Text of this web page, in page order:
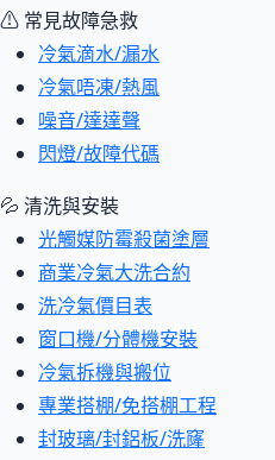
⚠ 常見故障急救
冷氣滴水/漏水
冷氣唔凍/熱風
噪音/達達聲
閃燈/故障代碼
💦 清洗與安裝
光觸媒防霉殺菌塗層
商業冷氣大洗合約
洗冷氣價目表
窗口機/分體機安裝
冷氣拆機與搬位
專業搭棚/免搭棚工程
封玻璃/封鋁板/洗窿